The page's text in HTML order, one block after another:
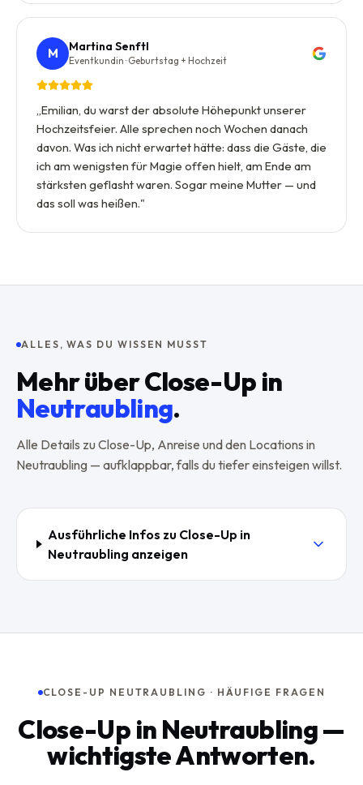
M Martina Senftl
Eventkundin · Geburtstag + Hochzeit
„Emilian, du warst der absolute Höhepunkt unserer
Hochzeitsfeier. Alle sprechen noch Wochen danach
davon. Was ich nicht erwartet hätte: dass die Gäste, die
ich am wenigsten für Magie offen hielt, am Ende am
stärksten geflasht waren. Sogar meine Mutter — und
das soll was heißen."
ALLES, WAS DU WISSEN MUSST
Mehr überClose-Up in
Neutraubling.
Alle Details zuClose-Up, Anreise und den Locations in
Neutraubling — aufklappbar, falls du tiefer einsteigen willst.
Ausführliche Infos zu Close-Up in
Neutraubling anzeigen
CLOSE-UP NEUTRAUBLING · HÄUFIGE FRAGEN
Close-Up in Neutraubling —
wichtigste Antworten.